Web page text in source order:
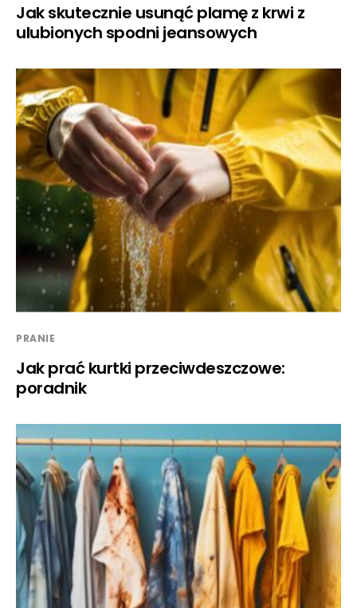
Jak skutecznie usunąć plamę z krwi z
ulubionych spodni jeansowych
PRANIE
Jak prać kurtki przeciwdeszczowe:
poradnik